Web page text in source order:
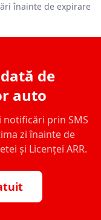
înainte de expirare
de
auto
prin SMS
zi înainte de
și Licenței ARR.